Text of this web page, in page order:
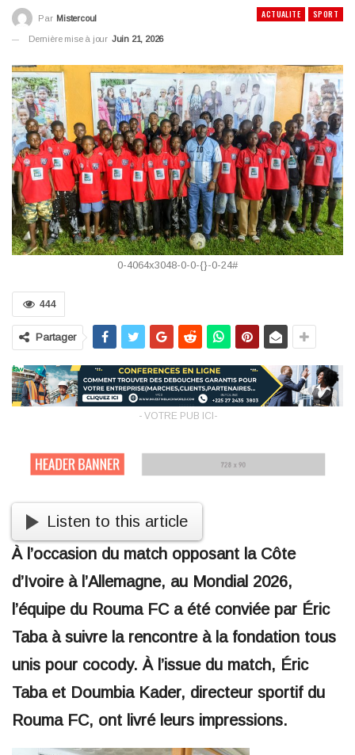
ACTUALITE SPORT
Par Mistercoul
Dernière mise à jour Juin 21, 2026
0-4064x3048-0-0-{}-0-24#
444
Partager
- VOTRE PUB ICI-
Listen to this article
À l’occasion du match opposant la Côte
d’Ivoire à l’Allemagne, au Mondial 2026,
l’équipe du Rouma FC a été conviée par Éric
Taba à suivre la rencontre à la fondation tous
unis pour cocody. À l’issue du match, Éric
Taba et Doumbia Kader, directeur sportif du
Rouma FC, ont livré leurs impressions.